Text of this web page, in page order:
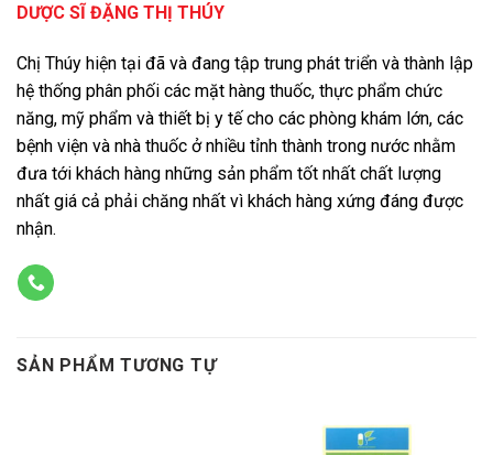
DƯỢC SĨ ĐẶNG THỊ THÚY
Chị Thúy hiện tại đã và đang tập trung phát triển và thành lập
hệ thống phân phối các mặt hàng thuốc, thực phẩm chức
năng, mỹ phẩm và thiết bị y tế cho các phòng khám lớn, các
bệnh viện và nhà thuốc ở nhiều tỉnh thành trong nước nhằm
đưa tới khách hàng những sản phẩm tốt nhất chất lượng
nhất giá cả phải chăng nhất vì khách hàng xứng đáng được
nhận.
SẢN PHẨM TƯƠNG TỰ